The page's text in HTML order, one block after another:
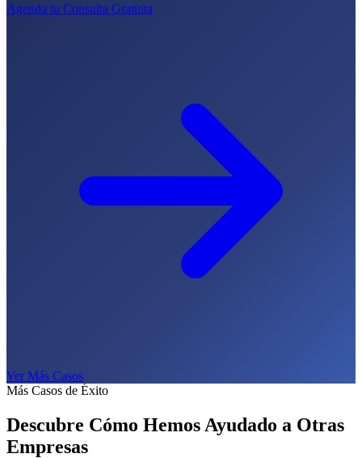
Agenda tu Consulta Gratuita
Ver Más Casos
Más Casos de Éxito
Descubre Cómo Hemos Ayudado a Otras
Empresas